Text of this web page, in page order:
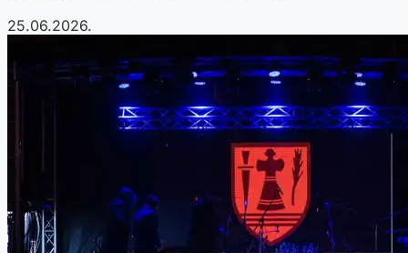
25.06.2026.